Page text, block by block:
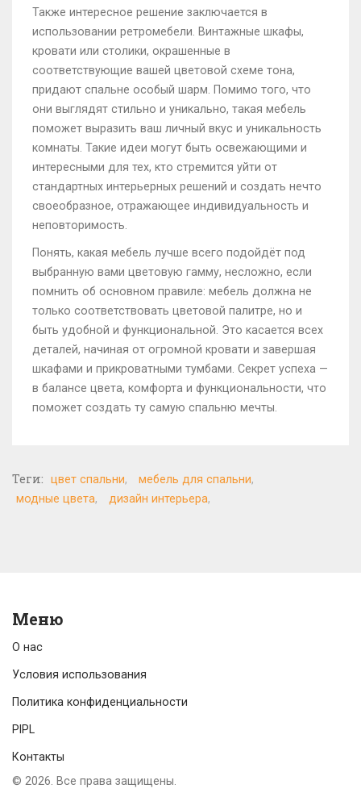
Также интересное решение заключается в
использовании ретромебели. Винтажные шкафы,
кровати или столики, окрашенные в
соответствующие вашей цветовой схеме тона,
придают спальне особый шарм. Помимо того, что
они выглядят стильно и уникально, такая мебель
поможет выразить ваш личный вкус и уникальность
комнаты. Такие идеи могут быть освежающими и
интересными для тех, кто стремится уйти от
стандартных интерьерных решений и создать нечто
своеобразное, отражающее индивидуальность и
неповторимость.
Понять, какая мебель лучше всего подойдёт под
выбранную вами цветовую гамму, несложно, если
помнить об основном правиле: мебель должна не
только соответствовать цветовой палитре, но и
быть удобной и функциональной. Это касается всех
деталей, начиная от огромной кровати и завершая
шкафами и прикроватными тумбами. Секрет успеха —
в балансе цвета, комфорта и функциональности, что
поможет создать ту самую спальню мечты.
Теги: цвет спальни
мебель для спальни
модные цвета
дизайн интерьера
Меню
О нас
Условия использования
Политика конфиденциальности
PIPL
Контакты
© 2026. Все права защищены.